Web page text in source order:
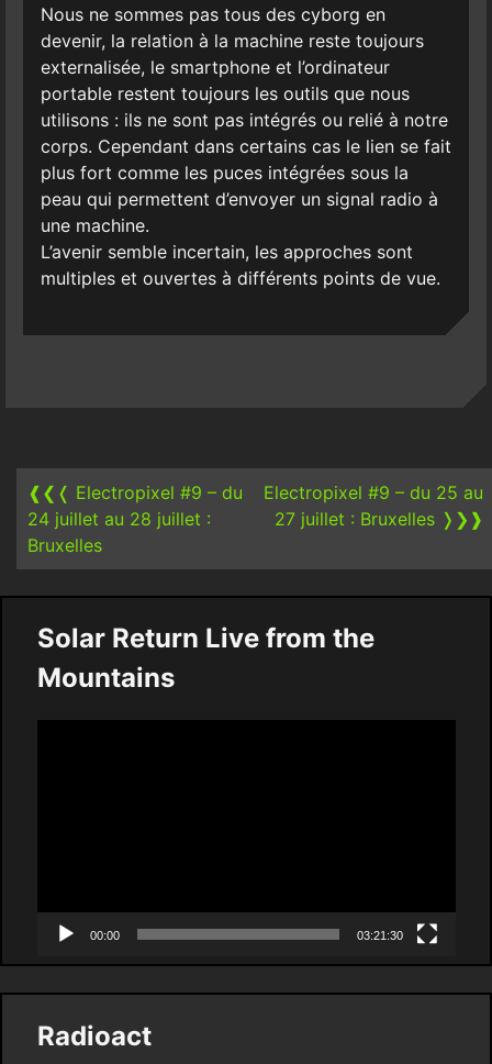
Nous ne sommes pas tous des cyborg en
devenir, la relation à la machine reste toujours
externalisée, le smartphone et l’ordinateur
portable restent toujours les outils que nous
utilisons : ils ne sont pas intégrés ou relié à notre
corps. Cependant dans certains cas le lien se fait
plus fort comme les puces intégrées sous la
peau qui permettent d’envoyer un signal radio à
une machine.
L’avenir semble incertain, les approches sont
multiples et ouvertes à différents points de vue.
navigation
❰❮❬ Electropixel #9 – du
24 juillet au 28 juillet :
Bruxelles
Electropixel #9 – du 25 au
27 juillet : Bruxelles ❭❯❱
Solar Return Live from the
Mountains
00:00 03:21:30
Radioact